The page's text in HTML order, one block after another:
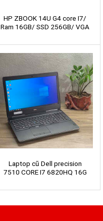
HP ZBOOK 14U G4 core I7/
Ram 16GB/ SSD 256GB/ VGA
Laptop cũ Dell precision
7510 CORE I7 6820HQ 16G
M2000 4K